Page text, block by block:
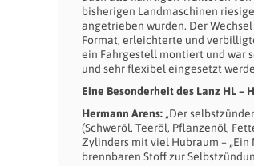
bisherigen Landmaschinen
angetrieben wurden. Der
Format, erleichterte und
ein Fahrgestell montiert und war
und sehr flexibel eingesetzt
Eine Besonderheit des Lanz HL –
Hermann Arens: „Der
(Schweröl, Teeröl, Pflanzenöl,
Zylinders mit viel Hubraum –
brennbaren Stoff zur